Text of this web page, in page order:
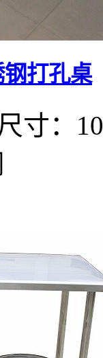
打孔桌
寸：